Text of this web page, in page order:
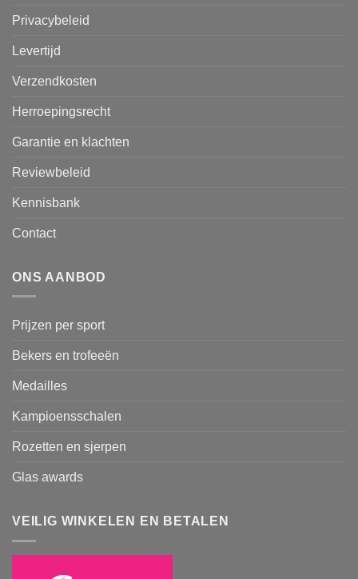
Privacybeleid
Levertijd
Verzendkosten
Herroepingsrecht
Garantie en klachten
Reviewbeleid
Kennisbank
Contact
ONS AANBOD
Prijzen per sport
Bekers en trofeeën
Medailles
Kampioensschalen
Rozetten en sjerpen
Glas awards
VEILIG WINKELEN EN BETALEN